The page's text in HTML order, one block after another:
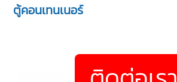
ตู้คอนเทนเนอร์